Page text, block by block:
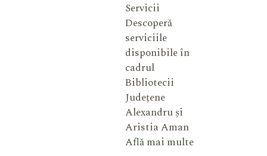
Servicii
Descoperă
serviciile
disponibile în
cadrul
Bibliotecii
Județene
Alexandru și
Aristia Aman
Află mai multe